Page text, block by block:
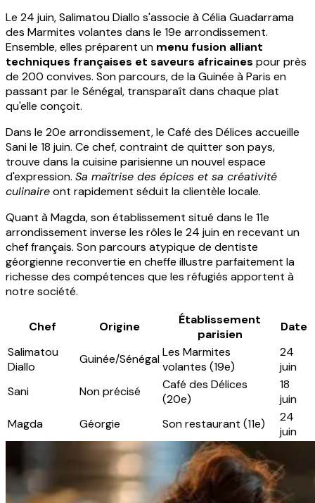
Le 24 juin, Salimatou Diallo s'associe à Célia Guadarrama
des Marmites volantes dans le 19e arrondissement.
Ensemble, elles préparent un menu fusion alliant
techniques françaises et saveurs africaines pour près
de 200 convives. Son parcours, de la Guinée à Paris en
passant par le Sénégal, transparaît dans chaque plat
qu'elle conçoit.
Dans le 20e arrondissement, le Café des Délices accueille
Sani le 18 juin. Ce chef, contraint de quitter son pays,
trouve dans la cuisine parisienne un nouvel espace
d'expression. Sa maîtrise des épices et sa créativité
culinaireont rapidement séduit la clientèle locale.
Quant à Magda, son établissement situé dans le 11e
arrondissement inverse les rôles le 24 juin en recevant un
chef français. Son parcours atypique de dentiste
géorgienne reconvertie en cheffe illustre parfaitement la
richesse des compétences que les réfugiés apportent à
notre société.
Chef Origine
Établissement
parisien
Date
Salimatou
Diallo
Guinée/SénégalLes Marmites
volantes (19e)
24
juin
Sani
Non précisé
Café des Délices
(20e)
18
juin
Magda
Géorgie Son restaurant (11e)
24
juin